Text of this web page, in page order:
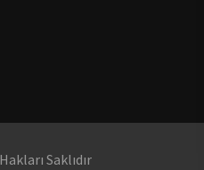
Saklıdır